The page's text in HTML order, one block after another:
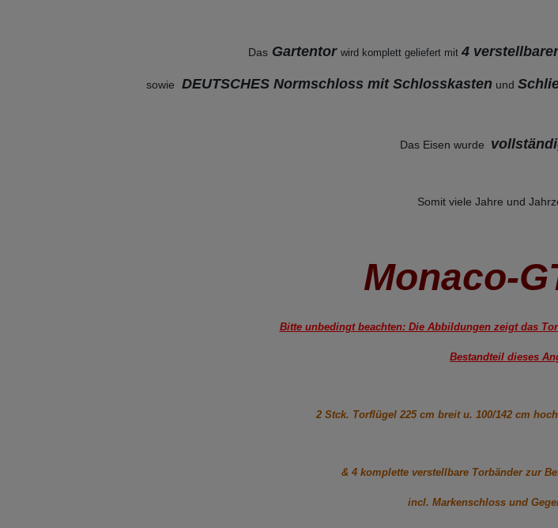
Das Gartentor wird komplett geliefert mit 4
sowie DEUTSCHES Normschloss mit Schlosskasten und
Das Eisen wurde
Somit viele Jahre und
Monaco-
Bitte unbedingt beachten: Die Abbildungen zeigt das
Bestandteil dieses
2 Stck. Torflügel 225 cm breit u. 100/142 cm
& 4 komplette verstellbare Torbänder zur
incl. Markenschloss und